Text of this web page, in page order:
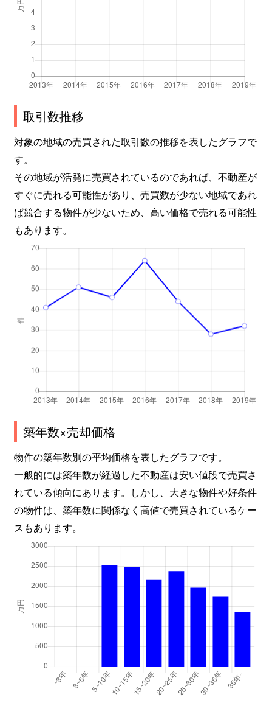
取引数推移
対象の地域の売買された取引数の推移を表したグラフで
す。
その地域が活発に売買されているのであれば、不動産が
すぐに売れる可能性があり、売買数が少ない地域であれ
ば競合する物件が少ないため、高い価格で売れる可能性
もあります。
築年数×売却価格
物件の築年数別の平均価格を表したグラフです。
一般的には築年数が経過した不動産は安い値段で売買さ
れている傾向にあります。しかし、大きな物件や好条件
の物件は、築年数に関係なく高値で売買されているケー
スもあります。